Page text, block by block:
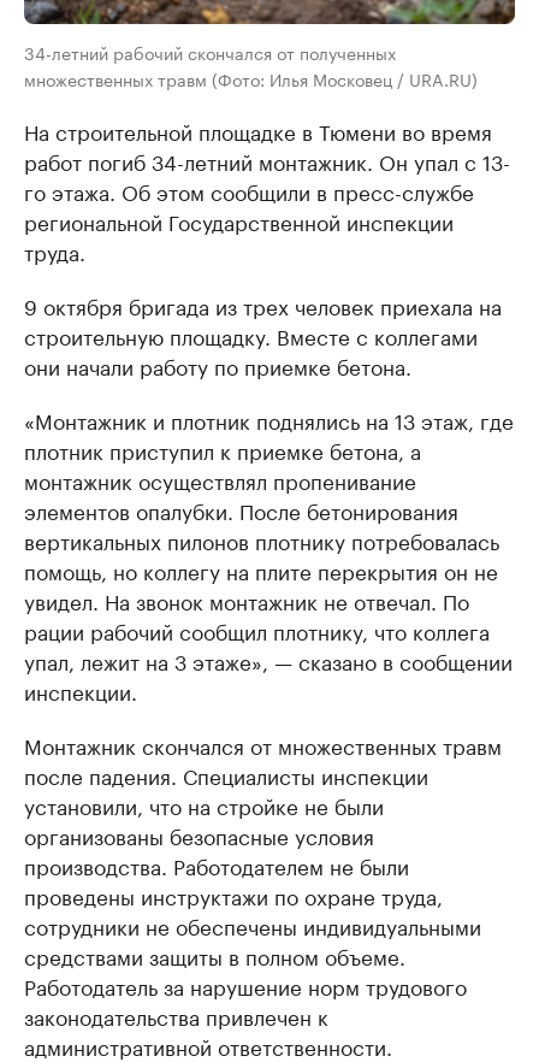
34-летний рабочий скончался от полученных
множественных травм (Фото: Илья Московец / URA.RU)
На строительной площадке в Тюмени во время
работ погиб 34-летний монтажник. Он упал с 13-
го этажа. Об этом сообщили в пресс-службе
региональной Государственной инспекции
труда.
9 октября бригада из трех человек приехала на
строительную площадку. Вместе с коллегами
они начали работу по приемке бетона.
«Монтажник и плотник поднялись на 13 этаж, где
плотник приступил к приемке бетона, а
монтажник осуществлял пропенивание
элементов опалубки. После бетонирования
вертикальных пилонов плотнику потребовалась
помощь, но коллегу на плите перекрытия он не
увидел. На звонок монтажник не отвечал. По
рации рабочий сообщил плотнику, что коллега
упал, лежит на 3 этаже», — сказано в сообщении
инспекции.
Монтажник скончался от множественных травм
после падения. Специалисты инспекции
установили, что на стройке не были
организованы безопасные условия
производства. Работодателем не были
проведены инструктажи по охране труда,
сотрудники не обеспечены индивидуальными
средствами защиты в полном объеме.
Работодатель за нарушение норм трудового
законодательства привлечен к
административной ответственности.